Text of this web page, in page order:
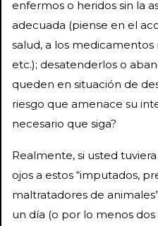
enfermos o heridos sin la
adecuada (piense en el
salud, a los medicamentos
etc.); desatenderlos o
queden en situación de
riesgo que amenace su
necesario que siga?
Realmente, si usted
ojos a estos “imputados,
maltratadores de
un día (o por lo menos